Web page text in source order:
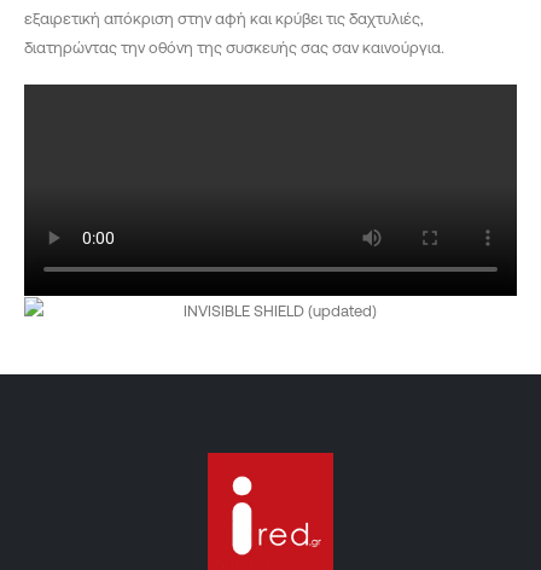
εξαιρετική απόκριση στην αφή και κρύβει τις δαχτυλιές,
διατηρώντας την οθόνη της συσκευής σας σαν καινούργια.